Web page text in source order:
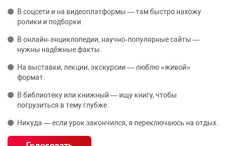
В соцсети и на видеоплатформы — там быстро нахожу
ролики и подборки.
В онлайн‑энциклопедии, научно‑популярные сайты —
нужны надёжные факты.
На выставки, лекции, экскурсии — люблю «живой»
формат.
В библиотеку или книжный — ищу книгу, чтобы
погрузиться в тему глубже.
Никуда — если урок закончился, я переключаюсь на отдых.